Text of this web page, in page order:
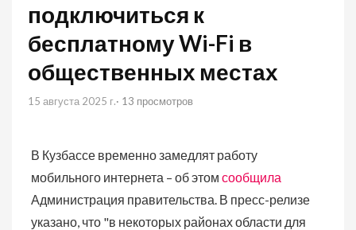
подключиться к
бесплатному Wi-Fi в
общественных местах
15 августа 2025 г.· 13 просмотров
В Кузбассе временно замедлят работу
мобильного интернета – об этом сообщила
Администрация правительства. В пресс-релизе
указано, что "в некоторых районах области для